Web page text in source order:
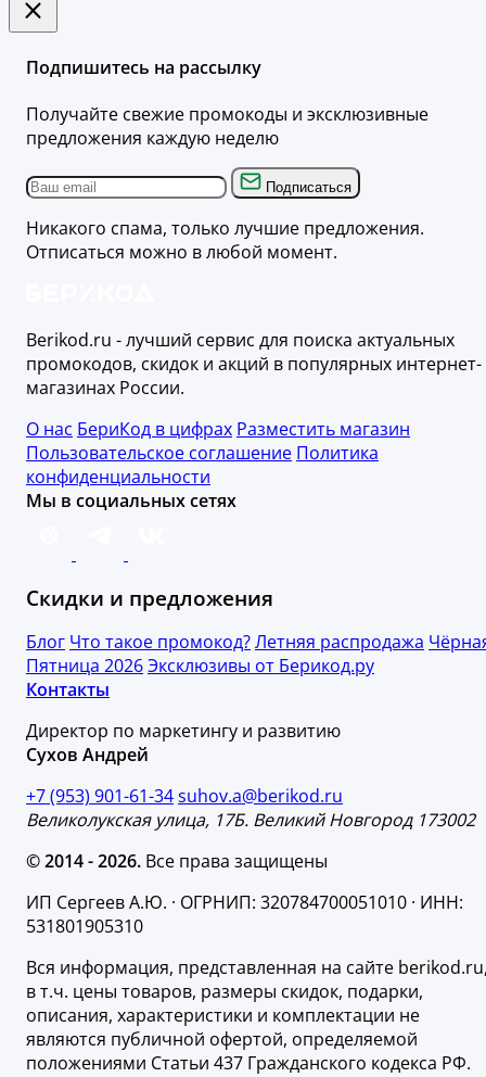
Подпишитесь на рассылку
Получайте свежие промокоды и эксклюзивные
предложения каждую неделю
Подписаться
Никакого спама, только лучшие предложения.
Отписаться можно в любой момент.
Berikod.ru - лучший сервис для поиска актуальных
промокодов, скидок и акций в популярных интернет-
магазинах России.
О нас БериКод в цифрах Разместить магазин
Пользовательское соглашение Политика
конфиденциальности
Мы в социальных сетях
Скидки и предложения
Блог Что такое промокод?Летняя распродажа
Пятница 2026Эксклюзивы от Берикод.ру
Контакты
Директор по маркетингу и развитию
Сухов Андрей
+7 (953) 901-61-34suhov.a@berikod.ru
Великолукская улица, 17Б. Великий Новгород 173002
© 2014 - 2026. Все права защищены
ИП Сергеев А.Ю. · ОГРНИП: 320784700051010 · ИНН:
531801905310
Вся информация, представленная на сайте
в т.ч. цены товаров, размеры скидок, подарки,
описания, характеристики и комплектации не
являются публичной офертой, определяемой
положениями Статьи 437 Гражданского кодекса РФ.